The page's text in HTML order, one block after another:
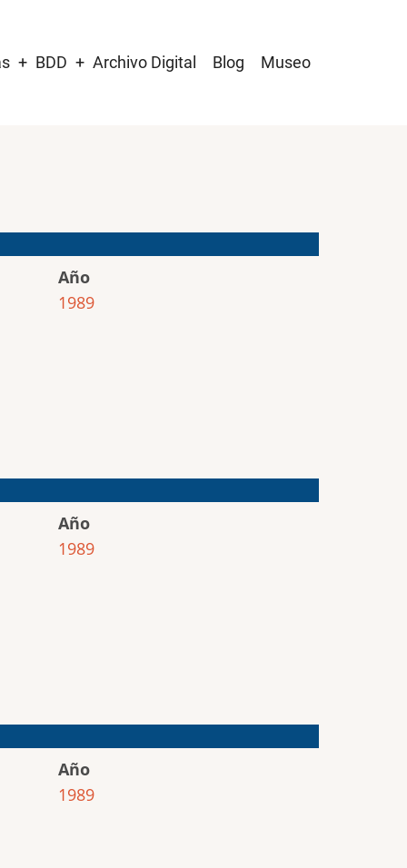
BDD Archivo Digital Blog Museo
Año
1989
Año
1989
Año
1989